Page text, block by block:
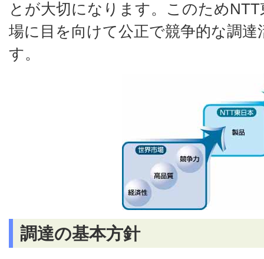
とが大切になります。このため
場に目を向けて公正で競争的な調
す。
調達の基本方針